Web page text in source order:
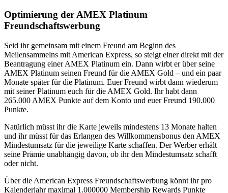
Optimierung der AMEX Platinum
Freundschaftswerbung
Seid ihr gemeinsam mit einem Freund am Beginn des
Meilensammelns mit American Express, so steigt einer direkt mit der
Beantragung einer AMEX Platinum ein. Dann wirbt er über seine
AMEX Platinum seinen Freund für die AMEX Gold – und ein paar
Monate später für die Platinum. Euer Freund wirbt dann wiederum
mit seiner Platinum euch für die AMEX Gold. Ihr habt dann
265.000 AMEX Punkte auf dem Konto und euer Freund 190.000
Punkte.
Natürlich müsst ihr die Karte jeweils mindestens 13 Monate halten
und ihr müsst für das Erlangen des Willkommensbonus den AMEX
Mindestumsatz für die jeweilige Karte schaffen. Der Werber erhält
seine Prämie unabhängig davon, ob ihr den Mindestumsatz schafft
oder nicht.
Über die American Express Freundschaftswerbung könnt ihr pro
Kalenderjahr maximal 1.000000 Membership Rewards Punkte